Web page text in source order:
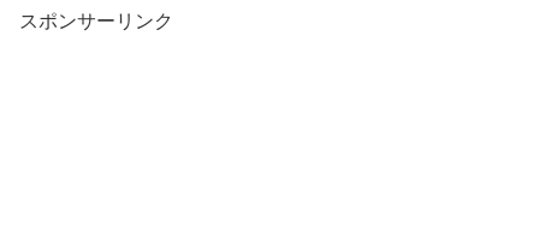
スポンサーリンク